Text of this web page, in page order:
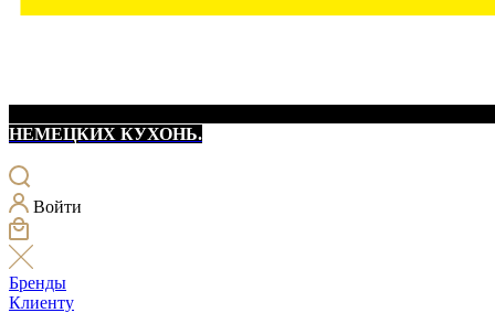
НЕМЕЦКИХ КУХОНЬ.
Войти
Бренды
Клиенту